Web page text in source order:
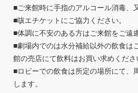
■ご来館時に手指のアルコール消毒、
■咳エチケットにご協力ください。
■体調に不安のある方はご来館をご遠
■劇場内でのは水分補給以外の飲食は
館の売店にて飲料はお買い求めくださ
■ロビーでの飲食は所定の場所にて、
します。